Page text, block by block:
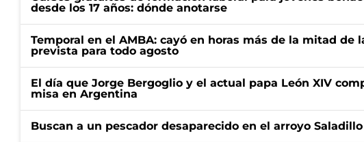
desde los 17 años: dónde anotarse
Temporal en el AMBA: cayó en horas más de la mitad de
prevista para todo agosto
El día que Jorge Bergoglio y el actual papa León XIV
misa en Argentina
Buscan a un pescador desaparecido en el arroyo Saladillo